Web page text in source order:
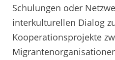
Schulungen oder
interkulturellen Dialog
Kooperationsprojekte